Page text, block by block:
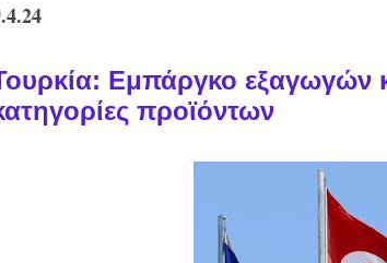
Εμπάργκο εξαγωγών
προϊόντων